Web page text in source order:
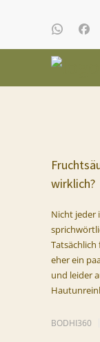
wirklich?
Nicht jeder
eher ein
und leider
BODHI360